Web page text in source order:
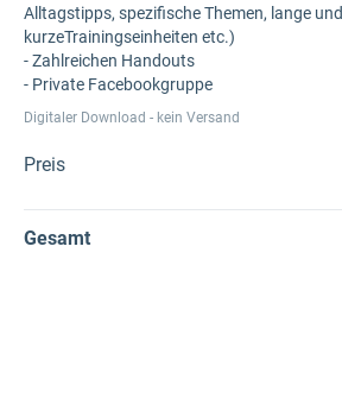
Alltagstipps, spezifische Themen, lange und
kurzeTrainingseinheiten etc.)
- Zahlreichen Handouts
- Private Facebookgruppe
Digitaler Download - kein Versand
Preis
Gesamt